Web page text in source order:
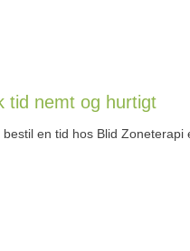
tid nemt og hurtigt
en tid hos Blid Zoneterapi